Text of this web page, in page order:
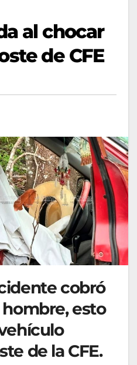
al chocar
de CFE
cobró
esto
de la CFE.